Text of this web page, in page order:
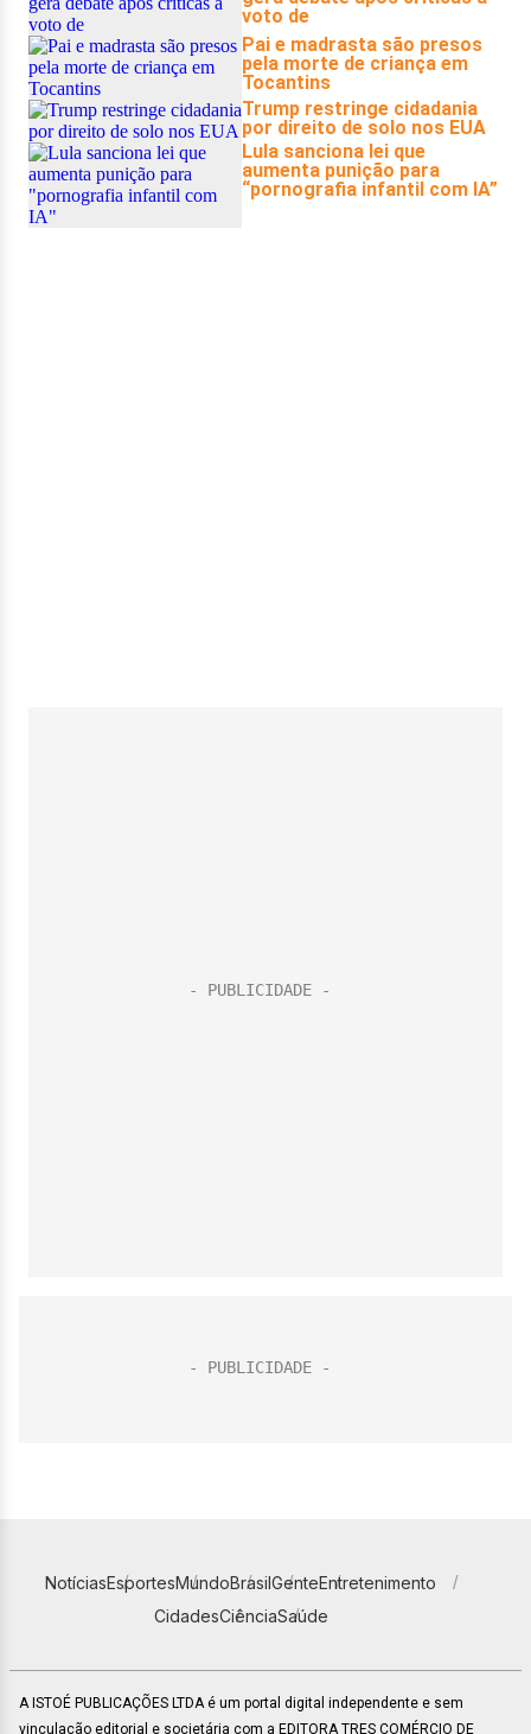
NotíciasEsportesMundoBrasilGenteEntretenimento
CidadesCiênciaSaúde
A ISTOÉ PUBLICAÇÕES LTDA é um portal digital independente e sem
vinculação editorial e societária com a EDITORA TRES COMÉRCIO DE